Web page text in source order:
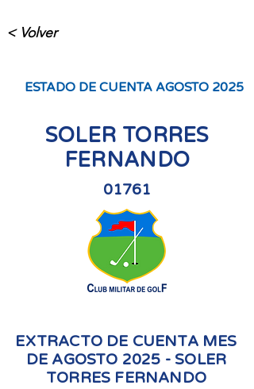
< Volver
ESTADO DE CUENTA AGOSTO 2025
SOLER TORRES
FERNANDO
01761
EXTRACTO DE CUENTA MES
DE AGOSTO 2025 - SOLER
TORRES FERNANDO